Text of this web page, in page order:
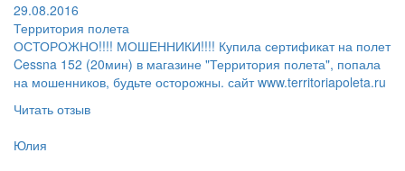
29.08.2016
Территория полета
ОСТОРОЖНО!!!! МОШЕННИКИ!!!! Купила сертификат на полет
Cessna 152 (20мин) в магазине "Территория полета", попала
на мошенников, будьте осторожны. сайт www.territoriapoleta.ru
Читать отзыв
Юлия